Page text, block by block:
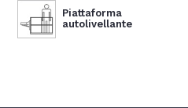
Piattaforma
autolivellante